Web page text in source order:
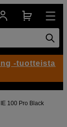
100 Pro Black
-tuotteista